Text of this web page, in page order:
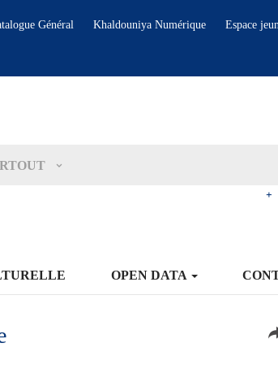
Général Khaldouniya Numérique Espace
OPEN DATA